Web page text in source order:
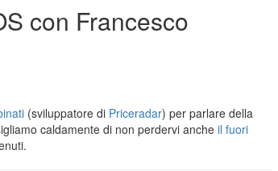
con Francesco
(sviluppatore di Priceradar) per parlare della
caldamente di non perdervi anche il fuori